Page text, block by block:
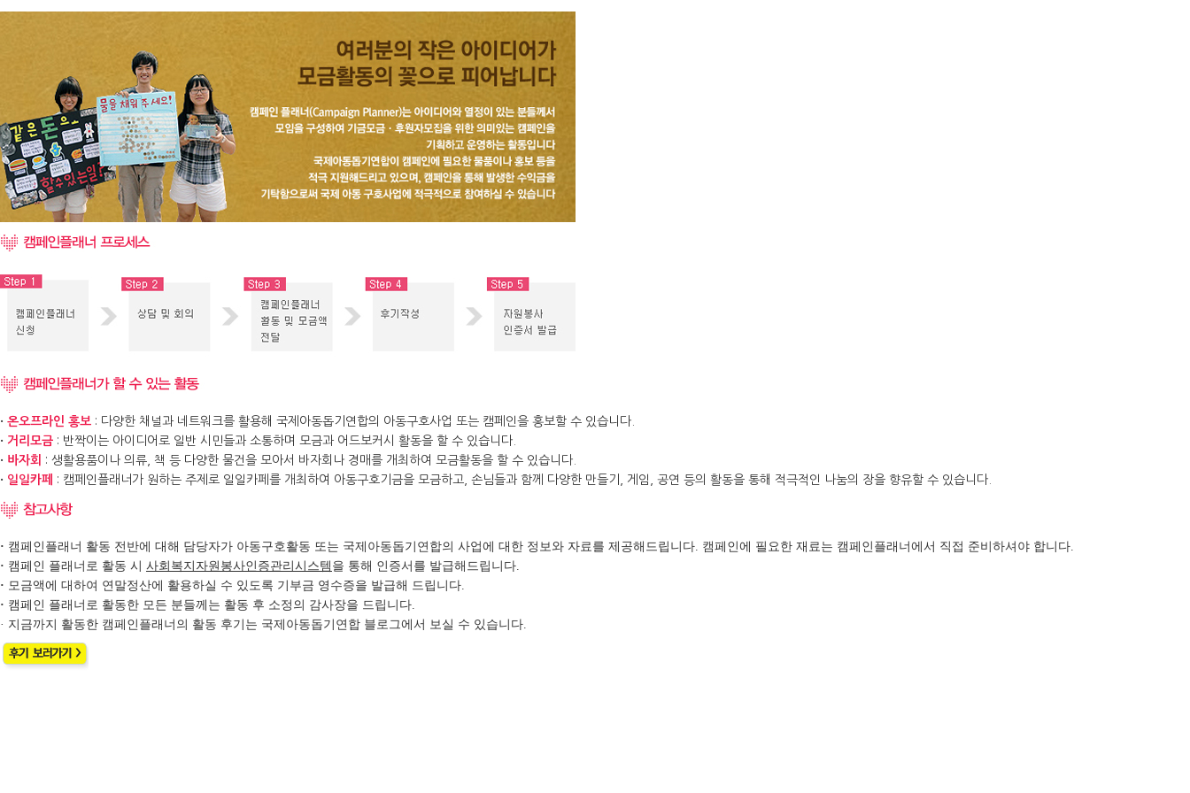
· 온오프라인 홍보 : 다양한 채널과 네트워크를 활용해 국제아동돕기연합의 아동구호사업 또는 캠페인을 홍보할 수 있습니다.
· 거리모금 : 반짝이는 아이디어로 일반 시민들과 소통하며 모금과 어드보커시 활동을 할 수 있습니다.
· 바자회 : 생활용품이나 의류, 책 등 다양한 물건을 모아서 바자회나 경매를 개최하여 모금활동을 할 수 있습니다.
· 일일카페 : 캠페인플래너가 원하는 주제로 일일카페를 개최하여 아동구호기금을 모금하고, 손님들과 함께 다양한 만들기, 게임, 공연 등의 활동을 통해 적극적인 나눔의 장을 향유할 수 있습니다.
· 캠페인플래너 활동 전반에 대해 담당자가 아동구호활동 또는 국제아동돕기연합의 사업에 대한 정보와 자료를 제공해드립니다. 캠페인에 필요한 재료는 캠페인플래너에서 직접 준비하셔야 합니다.
· 캠페인 플래너로 활동 시 사회복지자원봉사인증관리시스템 을 통해 인증서를 발급해드립니다.
· 모금액에 대하여 연말정산에 활용하실 수 있도록 기부금 영수증을 발급해 드립니다.
· 캠페인 플래너로 활동한 모든 분들께는 활동 후 소정의 감사장을 드립니다.
· 지금까지 활동한 캠페인플래너의 활동 후기는 국제아동돕기연합 블로그에서 보실 수 있습니다.